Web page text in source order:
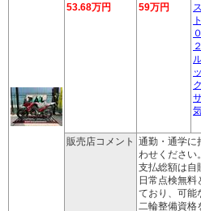
53.68万円
59万円
販売店コメント 通勤・通学に
わせください
支払総額は自
日常点検無
ており、可能
二輪整備資格